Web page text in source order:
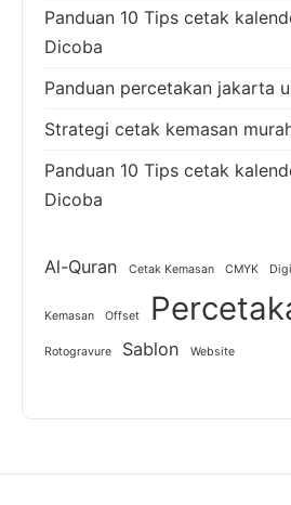
Panduan 10 Tips cetak
Dicoba
Panduan percetakan jakarta
Strategi cetak kemasan
Panduan 10 Tips cetak
Dicoba
Al-Quran Cetak Kemasan CMYK
Kemasan Offset
Rotogravure Sablon Website